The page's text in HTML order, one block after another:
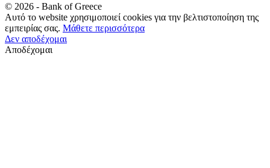
© 2026 - Bank of Greece
Αυτό το website χρησιμοποιεί cookies για την βελτιστοποίηση της
εμπειρίας σας. Μάθετε περισσότερα
Δεν αποδέχομαι
Αποδέχομαι